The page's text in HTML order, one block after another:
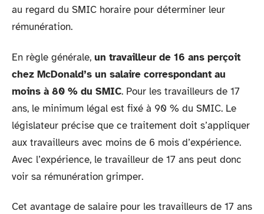
au regard du SMIC horaire pour déterminer leur
rémunération.
En règle générale, un travailleur de 16 ans perçoit
chez McDonald’s un salaire correspondant au
moins à 80 % du SMIC. Pour les travailleurs de 17
ans, le minimum légal est fixé à 90 % du SMIC. Le
législateur précise que ce traitement doit s’appliquer
aux travailleurs avec moins de 6 mois d’expérience.
Avec l’expérience, le travailleur de 17 ans peut donc
voir sa rémunération grimper.
Cet avantage de salaire pour les travailleurs de 17 ans